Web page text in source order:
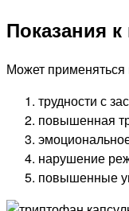
Показания
Может
трудности с
повышенная
нарушение
повышенные